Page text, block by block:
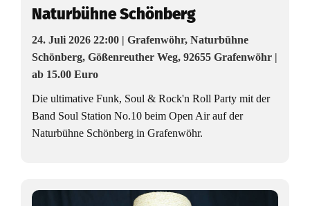
Naturbühne Schönberg
24. Juli 2026 22:00 | Grafenwöhr, Naturbühne
Schönberg, Gößenreuther Weg, 92655 Grafenwöhr |
ab 15.00 Euro
Die ultimative Funk, Soul & Rock'n Roll Party mit der
Band Soul Station No.10 beim Open Air auf der
Naturbühne Schönberg in Grafenwöhr.